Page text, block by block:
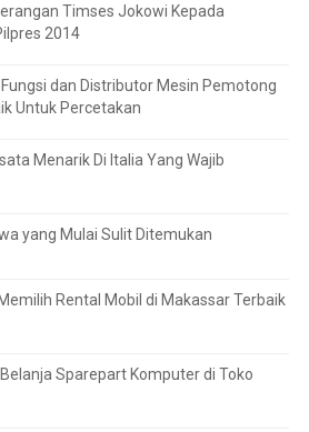
Timses Jokowi Kepada
2014
Fungsi dan Distributor Mesin Pemotong
Untuk Percetakan
Menarik Di Italia Yang Wajib
yang Mulai Sulit Ditemukan
Rental Mobil di Makassar Terbaik
Sparepart Komputer di Toko